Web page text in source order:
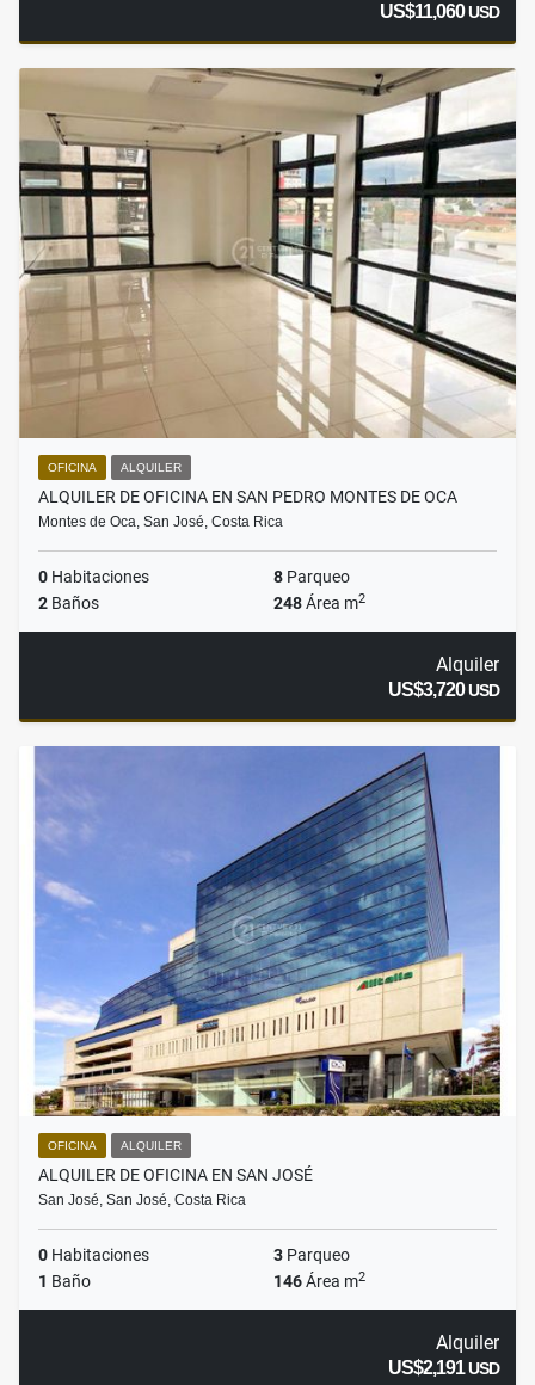
US$11,060USD
OFICINA ALQUILER
ALQUILER DE OFICINA EN SAN PEDRO MONTES DE OCA
Montes de Oca, San José, Costa Rica
0 Habitaciones 8 Parqueo
2 Baños 248Área m2
Alquiler
US$3,720USD
OFICINA ALQUILER
ALQUILER DE OFICINA EN SAN JOSÉ
San José, San José, Costa Rica
0 Habitaciones 3 Parqueo
1 Baño 146Área m2
Alquiler
US$2,191USD